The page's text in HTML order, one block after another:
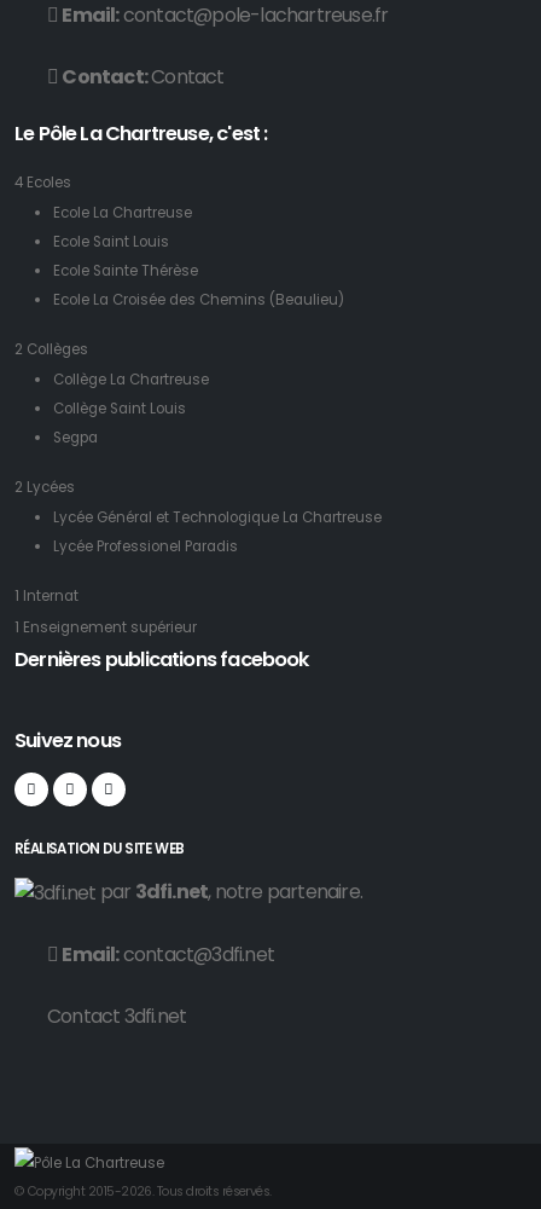
Email:contact@pole-lachartreuse.fr
Contact:Contact
Le Pôle La Chartreuse, c'est :
4 Ecoles
Ecole La Chartreuse
Ecole Saint Louis
Ecole Sainte Thérèse
Ecole La Croisée des Chemins (Beaulieu)
2 Collèges
Collège La Chartreuse
Collège Saint Louis
Segpa
2 Lycées
Lycée Général et Technologique La Chartreuse
Lycée Professionel Paradis
1 Internat
1 Enseignement supérieur
Dernières publications facebook
Suivez nous
RÉALISATION DU SITE WEB
par 3dfi.net, notre partenaire.
Email:contact@3dfi.net
Contact 3dfi.net
© Copyright 2015-2026. Tous droits réservés.